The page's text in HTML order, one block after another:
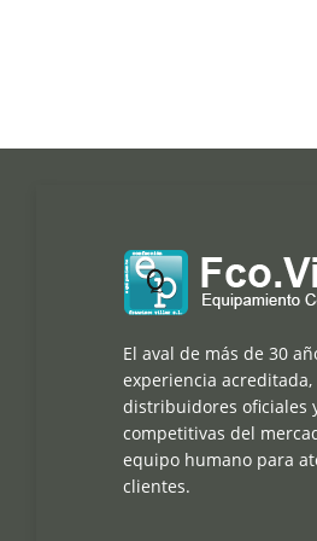
El aval de más de 30
experiencia
distribuidores oficiales
competitivas del
equipo humano para
clientes.